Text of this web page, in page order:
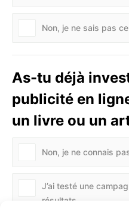
Non, je ne sais pas
As-tu déjà
publicité en
un livre ou un
Non, je ne connais
J’ai testé une
résultats.